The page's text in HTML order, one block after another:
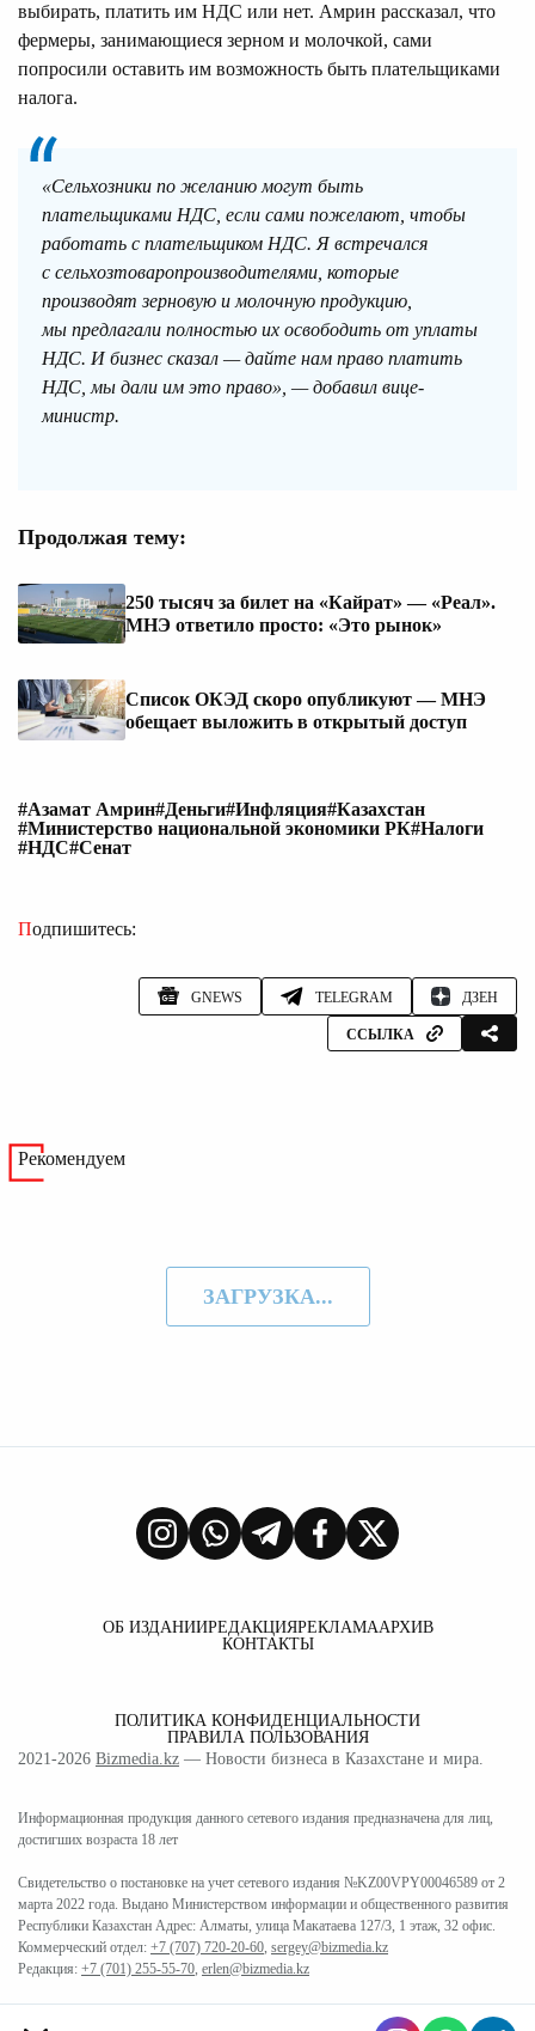
выбирать, платить им НДС или нет. Амрин рассказал, что
фермеры, занимающиеся зерном и молочкой, сами
попросили оставить им возможность быть плательщиками
налога.
«Сельхозники по желанию могут быть
плательщиками НДС, если сами пожелают, чтобы
работать с плательщиком НДС. Я встречался
с сельхозтоваропроизводителями, которые
производят зерновую и молочную продукцию,
мы предлагали полностью их освободить от уплаты
НДС. И бизнес сказал — дайте нам право платить
НДС, мы дали им это право», — добавил вице-
министр.
Продолжая тему:
250 тысяч за билет на «Кайрат» — «Реал».
МНЭ ответило просто: «Это рынок»
Список ОКЭД скоро опубликуют — МНЭ
обещает выложить в открытый доступ
#Азамат Амрин#Деньги#Инфляция#Казахстан
#Министерство национальной экономики РК#Налоги
#НДС#Сенат
Подпишитесь:
GNEWS TELEGRAM ДЗЕН
ССЫЛКА
Рекомендуем
ЗАГРУЗКА...
ОБ ИЗДАНИИРЕДАКЦИЯРЕКЛАМААРХИВ
КОНТАКТЫ
ПОЛИТИКА КОНФИДЕНЦИАЛЬНОСТИ
ПРАВИЛА ПОЛЬЗОВАНИЯ
2021-2026 Bizmedia.kz — Новости бизнеса в Казахстане и мира.
Информационная продукция данного сетевого издания предназначена для лиц,
достигших возраста 18 лет
Свидетельство о постановке на учет сетевого издания №KZ00VPY00046589 от 2
марта 2022 года. Выдано Министерством информации и общественного развития
Республики Казахстан Адрес: Алматы, улица Макатаева 127/3, 1 этаж, 32 офис.
Коммерческий отдел: +7 (707) 720-20-60, sergey@bizmedia.kz
Редакция: +7 (701) 255-55-70, erlen@bizmedia.kz